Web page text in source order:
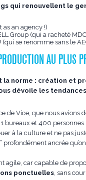
qui renouvellent le
as an agency !)
Group (qui a racheté
(qui se renomme sans le
AU PLUS
la norme : création et
dévoile les
de Vice, que nous
bureaux et 400
à la culture et ne pas
profondément ancrée
agile, car capable de
ponctuelles, sans